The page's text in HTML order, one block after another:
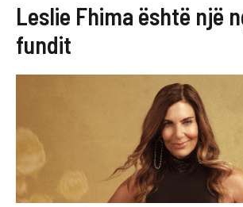
Leslie Fhima është një
fundit